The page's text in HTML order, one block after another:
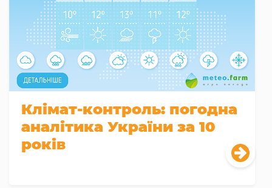
Клімат-контроль: погодна
аналітика України за 10
років